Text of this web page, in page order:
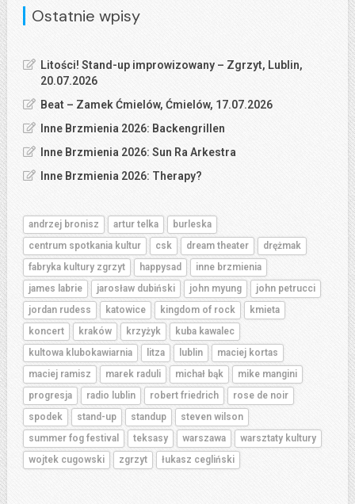
Ostatnie wpisy
Litości! Stand-up improwizowany – Zgrzyt, Lublin,
20.07.2026
Beat – Zamek Ćmielów, Ćmielów, 17.07.2026
Inne Brzmienia 2026: Backengrillen
Inne Brzmienia 2026: Sun Ra Arkestra
Inne Brzmienia 2026: Therapy?
andrzej bronisz artur telka
burleska
centrum spotkania kultur
csk dream theater
drężmak
fabryka kultury zgrzyt
happysad
inne brzmienia
james labrie
jarosław dubiński john myung
john petrucci
jordan rudess
katowice kingdom of rock
kmieta
koncert
kraków krzyżyk
kuba kawalec
kultowa klubokawiarnia
litza lublin
maciej kortas
maciej ramisz
marek raduli michał bąk
mike mangini
progresja
radio lublin robert friedrich
rose de noir
spodek
stand-up standup
steven wilson
summer fog festival
teksasy warszawa
warsztaty kultury
wojtek cugowski
zgrzyt łukasz cegliński